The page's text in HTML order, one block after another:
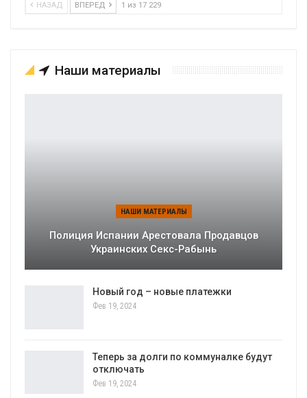
НАЗАД ВПЕРЕД 1 из 17 229
Наши материалы
НАШИ МАТЕРИАЛЫ
Полиция Испании Арестовала Продавцов
Украинских Секс-Рабынь
Новый год – новые платежки
Фев 19, 2024
Теперь за долги по коммуналке будут
отключать
Фев 19, 2024